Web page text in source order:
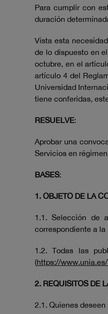
Para cumplir con
duración
Vista esta
de lo dispuesto en
octubre, en el
artículo 4 del
Universidad
tiene conferidas,
RESUELVE:
Aprobar una
Servicios en
BASES:
1. OBJETO DE LA
1.1. Selección de
correspondiente a
1.2. Todas las
(https://
2. REQUISITOS DE
2.1. Quienes